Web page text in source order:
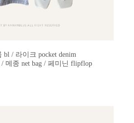
bl / 라이크 pocket denim
/ 메종 net bag / 페미닌 flipflop